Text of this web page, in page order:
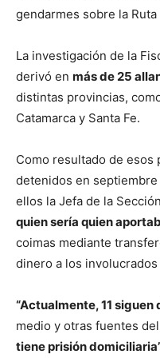
gendarmes sobre la Ruta
La investigación de la
derivó en más de 25
distintas provincias,
Catamarca y Santa Fe.
Como resultado de
detenidos en
ellos la Jefa de la
quien sería quien
coimas mediante
dinero a los
“Actualmente, 11 siguen
medio y otras fuentes
tiene prisión